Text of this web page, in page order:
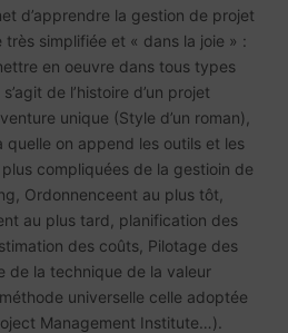
d’apprendre la gestion de projet
très simplifiée et « dans la joie » :
en oeuvre dans tous types
de l’histoire d’un projet
unique (Style d’un roman),
quelle on append les outils et les
compliquées de la gestioin de
Ordonnenceent au plus tôt,
au plus tard, planification des
des coûts, Pilotage des
de la technique de la valeur
universelle celle adoptée
Management Institute…).